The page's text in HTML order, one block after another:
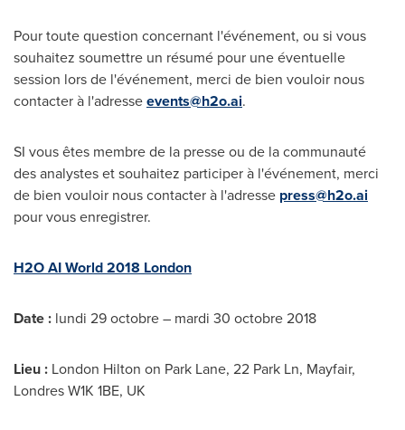
Pour toute question concernant l'événement, ou si vous
souhaitez soumettre un résumé pour une éventuelle
session lors de l'événement, merci de bien vouloir nous
contacter à l'adresseevents@h2o.ai.
SI vous êtes membre de la presse ou de la communauté
des analystes et souhaitez participer à l'événement, merci
de bien vouloir nous contacter à l'adresse press@h2o.ai
pour vous enregistrer.
H2O AI World 2018 London
Date : lundi 29 octobre – mardi 30 octobre 2018
Lieu : London Hilton on Park Lane, 22 Park Ln, Mayfair,
Londres W1K 1BE, UK